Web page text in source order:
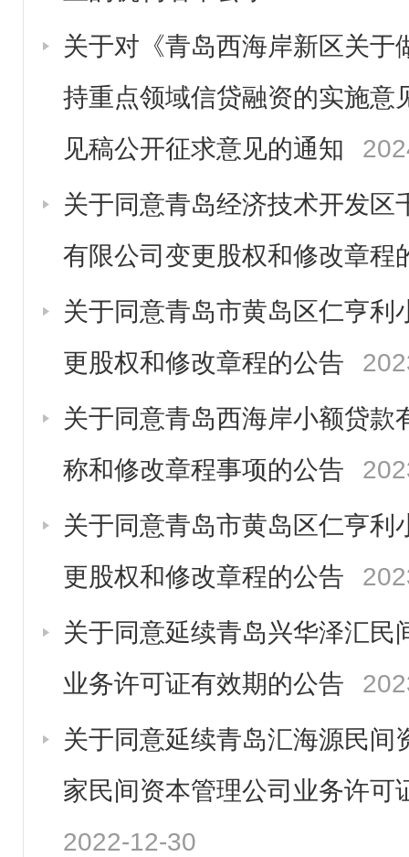
关于对《青岛西海岸新区关于
持重点领域信贷融资的实施意
见稿公开征求意见的通知
关于同意青岛经济技术开发区
有限公司变更股权和修改章程
关于同意青岛市黄岛区仁亨利
更股权和修改章程的公告
关于同意青岛西海岸小额贷款
称和修改章程事项的公告
关于同意青岛市黄岛区仁亨利
更股权和修改章程的公告
关于同意延续青岛兴华泽汇民
业务许可证有效期的公告
关于同意延续青岛汇海源民间
家民间资本管理公司业务许可
2022-12-30